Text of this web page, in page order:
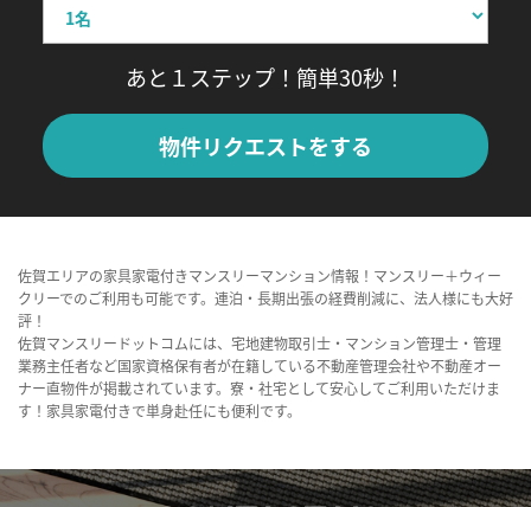
あと１ステップ！簡単30秒！
物件リクエストをする
佐賀エリアの家具家電付きマンスリーマンション情報！マンスリー＋ウィー
クリーでのご利用も可能です。連泊・長期出張の経費削減に、法人様にも大好
評！
佐賀マンスリードットコムには、宅地建物取引士・マンション管理士・管理
業務主任者など国家資格保有者が在籍している不動産管理会社や不動産オー
ナー直物件が掲載されています。寮・社宅として安心してご利用いただけま
す！家具家電付きで単身赴任にも便利です。